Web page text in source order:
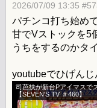
2026/07/09 13:35
パチンコ打ち始め
甘でVストックを5
うちをするのかタ
youtubeでひげん
司芭扶が新台Pアイマスで
【SEVEN'S TV ＃460】